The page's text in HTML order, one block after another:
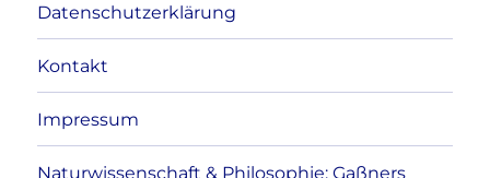
Datenschutzerklärung
Kontakt
Impressum
Naturwissenschaft & Philosophie: Gaßners